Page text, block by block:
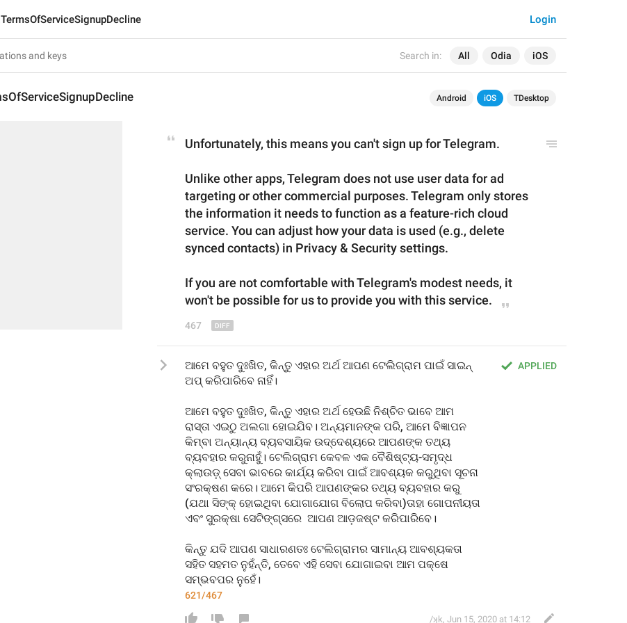
Search in: All Odia iOS
Login
Android iOS TDesktop
Unfortunately, this means you can't sign up for Telegram.
Unlike other apps, Telegram does not use user data for ad
targeting or other commercial purposes. Telegram only stores
the information it needs to function as a feature-rich cloud
service. You can adjust how your data is used (e.g., delete
synced contacts) in Privacy & Security settings.
If you are not comfortable with Telegram's modest needs, it
won't be possible for us to provide you with this service.
467
APPLIED
ଆମେ ବହୁତ ଦୁଃଖିତ, କିନ୍ତୁ ଏହାର ଅର୍ଥ ଆପଣ ଟେଲିଗ୍ରାମ ପାଇଁ ସାଇନ୍
ଅପ୍ କରିପାରିବେ ନାହିଁ।
ଆମେ ବହୁତ ଦୁଃଖିତ, କିନ୍ତୁ ଏହାର ଅର୍ଥ ହେଉଛି ନିଶ୍ଚିତ ଭାବେ ଆମ
ରାସ୍ତା ଏଇଠୁ ଅଲଗା ହୋଇଯିବ। ଅନ୍ୟମାନଙ୍କ ପରି, ଆମେ ବିଜ୍ଞାପନ
କିମ୍ବା ଅନ୍ୟାନ୍ୟ ବ୍ୟବସାୟିକ ଉଦ୍ଦେଶ୍ୟରେ ଆପଣଙ୍କ ତଥ୍ୟ
ବ୍ୟବହାର କରୁନାହୁଁ। ଟେଲିଗ୍ରାମ କେବଳ ଏକ ବୈଶିଷ୍ଟ୍ୟ-ସମୃଦ୍ଧ
କ୍ଲାଉଡ଼୍ ସେବା ଭାବରେ କାର୍ଯ୍ୟ କରିବା ପାଇଁ ଆବଶ୍ୟକ କରୁଥିବା ସୂଚନା
ସଂରକ୍ଷଣ କରେ। ଆମେ କିପରି ଆପଣଙ୍କର ତଥ୍ୟ ବ୍ୟବହାର କରୁ
(ଯଥା ସିଙ୍କ୍ ହୋଇଥିବା ଯୋଗାଯୋଗ ବିଲୋପ କରିବା)ତାହା ଗୋପନୀୟତା
ଏବଂ ସୁରକ୍ଷା ସେଟିଙ୍ଗ୍ସରେ  ଆପଣ ଆଡ଼ଜଷ୍ଟ କରିପାରିବେ।
କିନ୍ତୁ ଯଦି ଆପଣ ସାଧାରଣତଃ ଟେଲିଗ୍ରାମର ସାମାନ୍ୟ ଆବଶ୍ୟକତା
ସହିତ ସହମତ ନୁହଁନ୍ତି, ତେବେ ଏହି ସେବା ଯୋଗାଇବା ଆମ ପକ୍ଷେ
ସମ୍ଭବପର ନୁହେଁ।
621/467
/ʞk, Jun 15, 2020 at 14:12